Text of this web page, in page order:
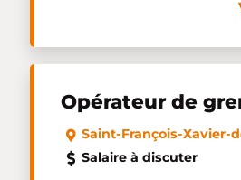
Opérateur de
Saint-François-Xavier-
Salaire à discuter